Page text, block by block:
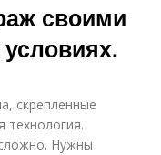
своими
скрепленные
технология.
Нужны